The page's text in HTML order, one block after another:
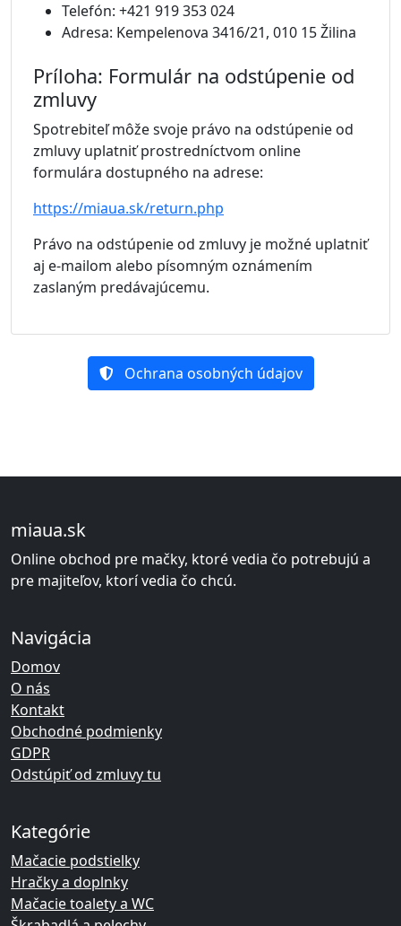
Telefón: +421 919 353 024
Adresa: Kempelenova 3416/21, 010 15 Žilina
Príloha: Formulár na odstúpenie od
zmluvy
Spotrebiteľ môže svoje právo na odstúpenie od
zmluvy uplatniť prostredníctvom online
formulára dostupného na adrese:
https://miaua.sk/return.php
Právo na odstúpenie od zmluvy je možné uplatniť
aj e-mailom alebo písomným oznámením
zaslaným predávajúcemu.
Ochrana osobných údajov
miaua.sk
Online obchod pre mačky, ktoré vedia čo potrebujú a
pre majiteľov, ktorí vedia čo chcú.
Navigácia
Domov
O nás
Kontakt
Obchodné podmienky
GDPR
Odstúpiť od zmluvy tu
Kategórie
Mačacie podstielky
Hračky a doplnky
Mačacie toalety a WC